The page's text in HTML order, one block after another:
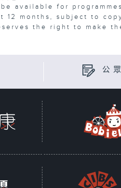
available for programmes
12 months, subject to
the right to make
公